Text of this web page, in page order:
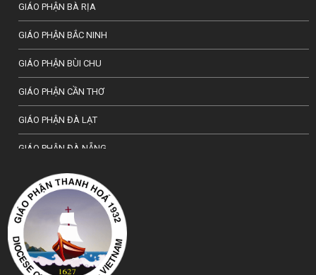
GIÁO PHẬN BÀ RỊA
GIÁO PHẬN BẮC NINH
GIÁO PHẬN BÙI CHU
GIÁO PHẬN CẦN THƠ
GIÁO PHẬN ĐÀ LẠT
GIÁO PHẬN ĐÀ NẴNG
TỔNG GIÁO PHẬN HÀ NỘI
GIÁO PHẬN HẢI PHÒNG
TỔNG GIÁO PHẬN HUẾ
GIÁO PHẬN HƯNG HOÁ